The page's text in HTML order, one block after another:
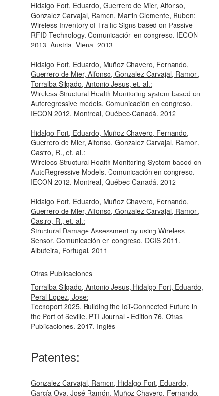
Hidalgo Fort, Eduardo, Guerrero de Mier, Alfonso,
Gonzalez Carvajal, Ramon, Martin Clemente, Ruben:
Wireless Inventory of Traffic Signs based on Passive
RFID Technology. Comunicación en congreso. IECON
2013. Austria, Viena. 2013
Hidalgo Fort, Eduardo, Muñoz Chavero, Fernando,
Guerrero de Mier, Alfonso, Gonzalez Carvajal, Ramon,
Torralba Silgado, Antonio Jesus, et. al.:
Wireless Structural Health Monitoring system based on
Autoregressive models. Comunicación en congreso.
IECON 2012. Montreal, Québec-Canadá. 2012
Hidalgo Fort, Eduardo, Muñoz Chavero, Fernando,
Guerrero de Mier, Alfonso, Gonzalez Carvajal, Ramon,
Castro, R., et. al.:
Wireless Structural Health Monitoring System based on
AutoRegressive Models. Comunicación en congreso.
IECON 2012. Montreal, Québec-Canadá. 2012
Hidalgo Fort, Eduardo, Muñoz Chavero, Fernando,
Guerrero de Mier, Alfonso, Gonzalez Carvajal, Ramon,
Castro, R., et. al.:
Structural Damage Assessment by using Wireless
Sensor. Comunicación en congreso. DCIS 2011.
Albufeira, Portugal. 2011
Otras Publicaciones
Torralba Silgado, Antonio Jesus, Hidalgo Fort, Eduardo,
Peral Lopez, Jose:
Tecnoport 2025. Building the IoT-Connected Future in
the Port of Seville. PTI Journal - Edition 76. Otras
Publicaciones. 2017. Inglés
Patentes:
Gonzalez Carvajal, Ramon, Hidalgo Fort, Eduardo,
García Oya, José Ramón, Muñoz Chavero, Fernando,